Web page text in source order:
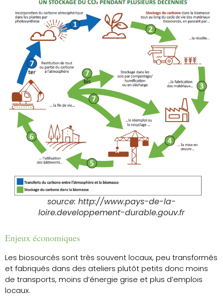
source: http://www.pays-de-la-
loire.developpement-durable.gouv.fr
Enjeux économiques
Les biosourcés sont très souvent locaux, peu transformés
et fabriqués dans des ateliers plutôt petits donc moins
de transports, moins d’énergie grise et plus d’emplois
locaux.